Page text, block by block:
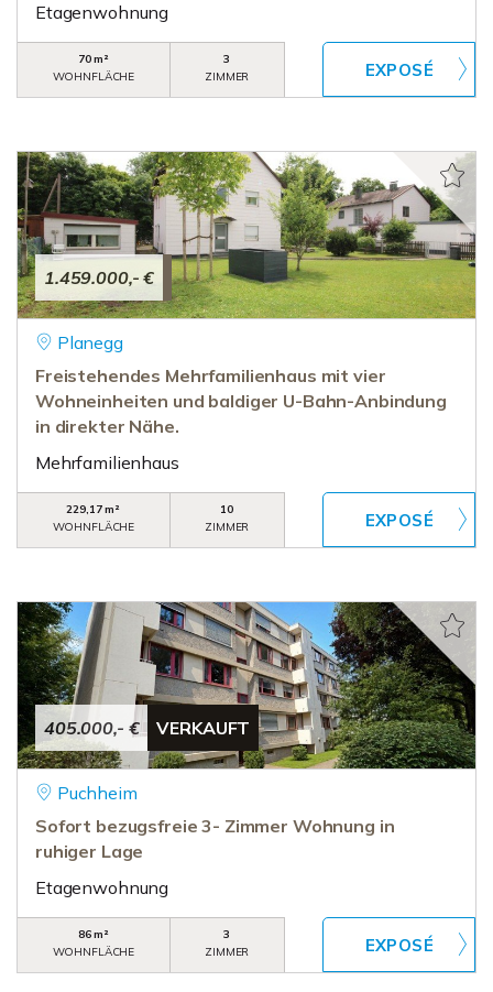
Etagenwohnung
70 m²
WOHNFLÄCHE
3
ZIMMER
1.459.000,- €
Planegg
Freistehendes Mehrfamilienhaus mit vier
Wohneinheiten und baldiger U-Bahn-Anbindung
in direkter Nähe.
Mehrfamilienhaus
229,17 m²
WOHNFLÄCHE
10
ZIMMER
405.000,- € VERKAUFT
Puchheim
Sofort bezugsfreie 3- Zimmer Wohnung in
ruhiger Lage
Etagenwohnung
86 m²
WOHNFLÄCHE
3
ZIMMER